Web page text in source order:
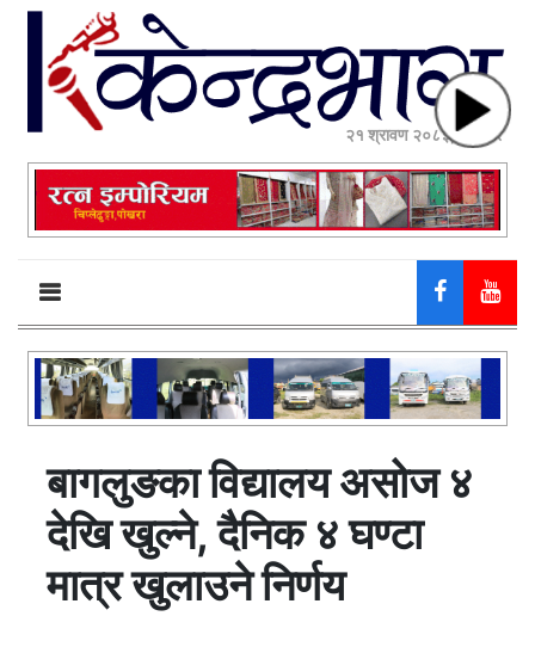
२१ श्रावण २०८३, बिहीबार
बागलुङका विद्यालय असोज ४
देखि खुल्ने, दैनिक ४ घण्टा
मात्र खुलाउने निर्णय